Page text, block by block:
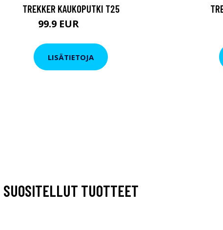
TREKKER KAUKOPUTKI T25
99.9 EUR
LISÄTIETOJA
SUOSITELLUT TUOTTEET